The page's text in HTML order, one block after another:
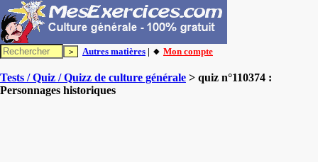
Autres matières | 🔸 Mon compte
Tests / Quiz / Quizz de culture générale > quiz n°110374 :
Personnages historiques